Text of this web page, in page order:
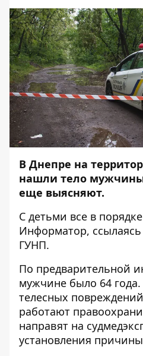
В Днепре на
нашли тело
еще выясняют.
С детьми все в
Информатор,
ГУНП.
По предварительной
мужчине было 64
телесных
работают
направят на
установления